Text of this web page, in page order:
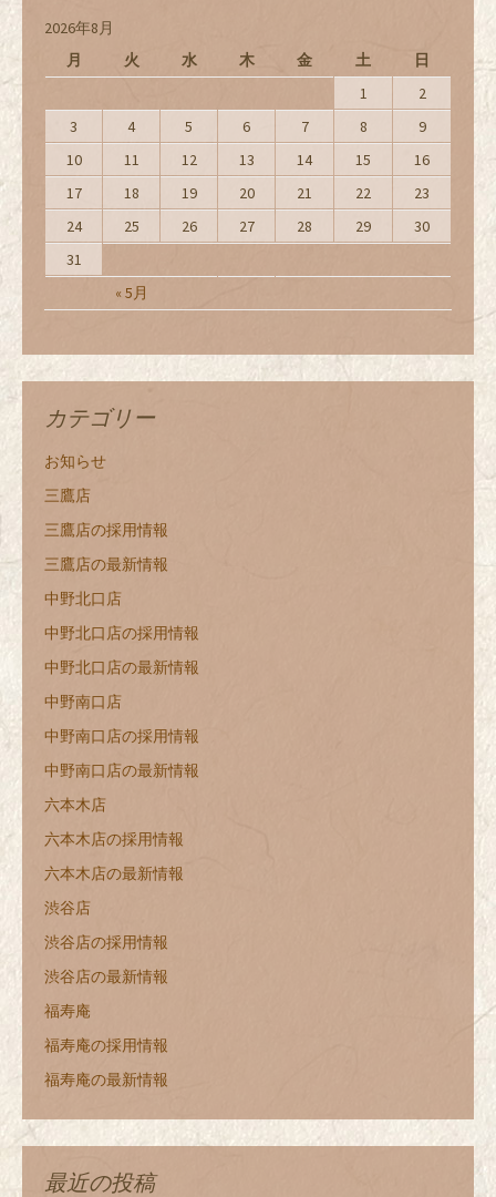
2026年8月
月
火 水 木 金 土 日
« 5月
1
2
3
4 5 6 7 8
9
10
11 12 13 14 15
16
17
18 19 20 21 22
23
24
25 26 27 28 29
30
31
カテゴリー
お知らせ
三鷹店
三鷹店の採用情報
三鷹店の最新情報
中野北口店
中野北口店の採用情報
中野北口店の最新情報
中野南口店
中野南口店の採用情報
中野南口店の最新情報
六本木店
六本木店の採用情報
六本木店の最新情報
渋谷店
渋谷店の採用情報
渋谷店の最新情報
福寿庵
福寿庵の採用情報
福寿庵の最新情報
最近の投稿